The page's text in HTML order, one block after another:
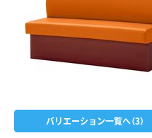
バリエーション一覧へ（3）
電池 北欧パッ
ケージ アスク
￥140~ （税込）
パー ボックス
150組 5箱入 ア